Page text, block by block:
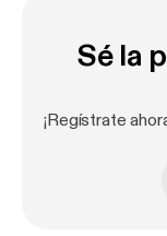
Sé la
¡Regístrate